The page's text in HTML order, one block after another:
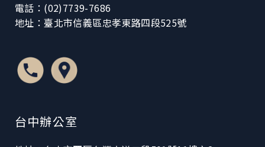
電話：(02)7739-7686
地址：臺北市信義區忠孝東路四段525號
台中辦公室